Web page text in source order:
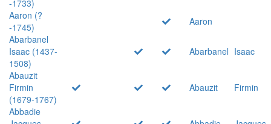
-1733)
Aaron (?
-1745)
Aaron
Abarbanel
Isaac (1437-
1508)
Abarbanel Isaac
Abauzit
Firmin
(1679-1767)
Abauzit
Firmin
Abbadie